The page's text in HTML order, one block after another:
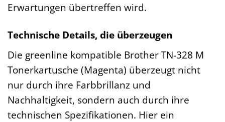
Erwartungen übertreffen wird.
Technische Details, die überzeugen
Die greenline kompatible Brother TN-328 M
Tonerkartusche (Magenta) überzeugt nicht
nur durch ihre Farbbrillanz und
Nachhaltigkeit, sondern auch durch ihre
technischen Spezifikationen. Hier ein